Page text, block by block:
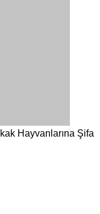
Hayvanlarına Şifa